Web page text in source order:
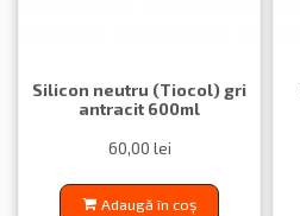
Silicon neutru (Tiocol) gri
antracit 600ml
60,00 lei
Adaugă în coș